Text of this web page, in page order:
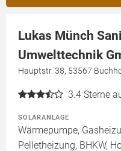
Lukas Münch
Umwelttechnik
Hauptstr. 38, 53567
3.4 Sterne
SOLARANLAGE
Wärmepumpe,
Pelletheizung, BHKW,